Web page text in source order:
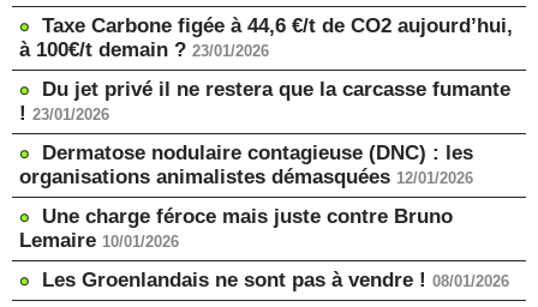
Taxe Carbone figée à 44,6 €/t de CO2 aujourd’hui,
à 100€/t demain ? 23/01/2026
Du jet privé il ne restera que la carcasse fumante
! 23/01/2026
Dermatose nodulaire contagieuse (DNC) : les
organisations animalistes démasquées 12/01/2026
Une charge féroce mais juste contre Bruno
Lemaire 10/01/2026
Les Groenlandais ne sont pas à vendre ! 08/01/2026